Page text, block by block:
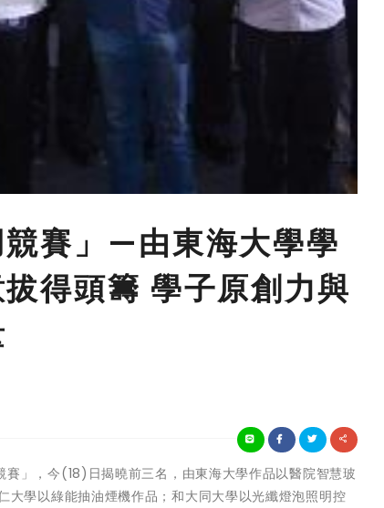
賽」—由東海大學學
得頭籌 學子原創力與
」，今(18)日揭曉前三名，由東海大學作品以醫院智慧玻
學以綠能抽油煙機作品；和大同大學以光纖燈泡照明控